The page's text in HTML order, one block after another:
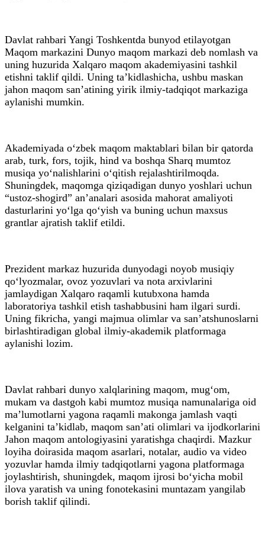
Davlat rahbari Yangi Toshkentda bunyod etilayotgan
Maqom markazini Dunyo maqom markazi deb nomlash va
uning huzurida Xalqaro maqom akademiyasini tashkil
etishni taklif qildi. Uning ta’kidlashicha, ushbu maskan
jahon maqom san’atining yirik ilmiy-tadqiqot markaziga
aylanishi mumkin.
Akademiyada o‘zbek maqom maktablari bilan bir qatorda
arab, turk, fors, tojik, hind va boshqa Sharq mumtoz
musiqa yo‘nalishlarini o‘qitish rejalashtirilmoqda.
Shuningdek, maqomga qiziqadigan dunyo yoshlari uchun
“ustoz-shogird” an’analari asosida mahorat amaliyoti
dasturlarini yo‘lga qo‘yish va buning uchun maxsus
grantlar ajratish taklif etildi.
Prezident markaz huzurida dunyodagi noyob musiqiy
qo‘lyozmalar, ovoz yozuvlari va nota arxivlarini
jamlaydigan Xalqaro raqamli kutubxona hamda
laboratoriya tashkil etish tashabbusini ham ilgari surdi.
Uning fikricha, yangi majmua olimlar va san’atshunoslarni
birlashtiradigan global ilmiy-akademik platformaga
aylanishi lozim.
Davlat rahbari dunyo xalqlarining maqom, mug‘om,
mukam va dastgoh kabi mumtoz musiqa namunalariga oid
ma’lumotlarni yagona raqamli makonga jamlash vaqti
kelganini ta’kidlab, maqom san’ati olimlari va ijodkorlarini
Jahon maqom antologiyasini yaratishga chaqirdi. Mazkur
loyiha doirasida maqom asarlari, notalar, audio va video
yozuvlar hamda ilmiy tadqiqotlarni yagona platformaga
joylashtirish, shuningdek, maqom ijrosi bo‘yicha mobil
ilova yaratish va uning fonotekasini muntazam yangilab
borish taklif qilindi.